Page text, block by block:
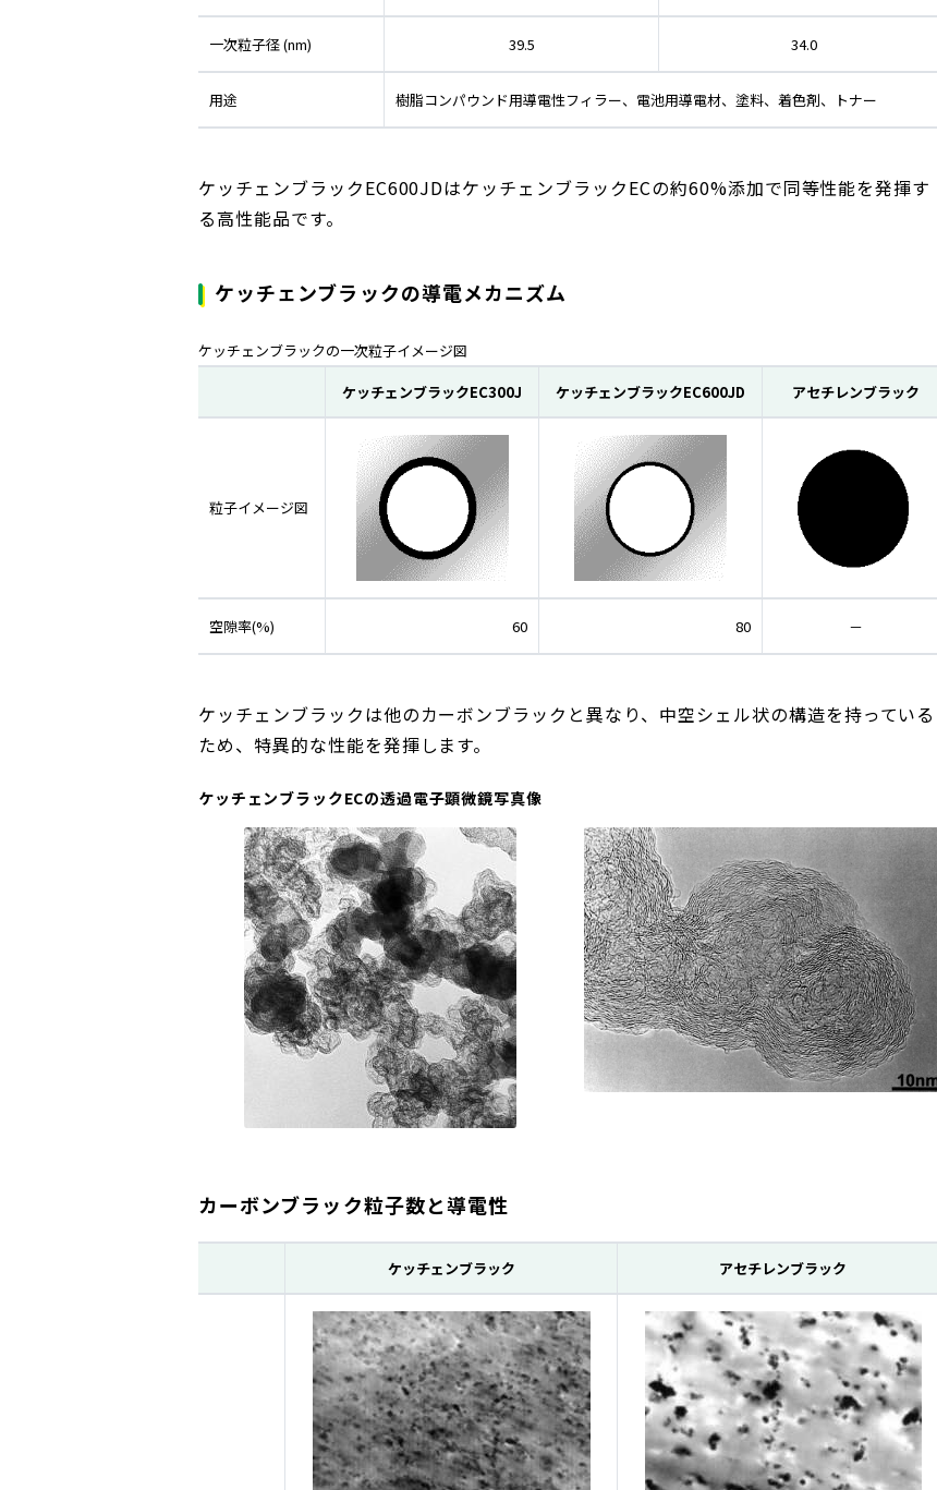
一次粒子径 (nm) 39.5 34.0
用途 樹脂コンパウンド用導電性フィラー、電池用導電材、塗料、着色剤、トナー
ケッチェンブラックEC600JDはケッチェンブラックECの約60%添加で同等性能を発揮す
る高性能品です。
ケッチェンブラックの導電メカニズム
ケッチェンブラックの一次粒子イメージ図
ケッチェンブラックEC300J
ケッチェンブラックEC600JD アセチレンブラック
粒子イメージ図
空隙率(%) 60 80 －
ケッチェンブラックは他のカーボンブラックと異なり、中空シェル状の構造を持っている
ため、特異的な性能を発揮します。
ケッチェンブラックECの透過電子顕微鏡写真像
カーボンブラック粒子数と導電性
ケッチェンブラック アセチレンブラック